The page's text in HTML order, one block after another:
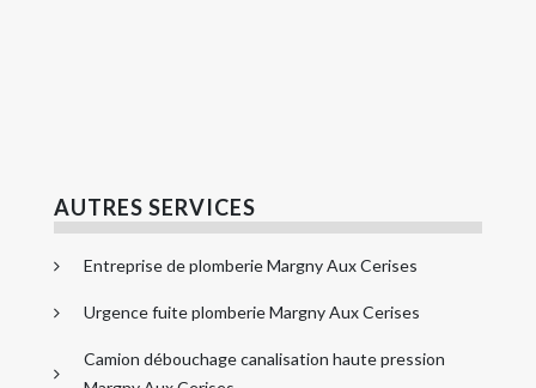
AUTRES SERVICES
Entreprise de plomberie Margny Aux Cerises
Urgence fuite plomberie Margny Aux Cerises
Camion débouchage canalisation haute pression